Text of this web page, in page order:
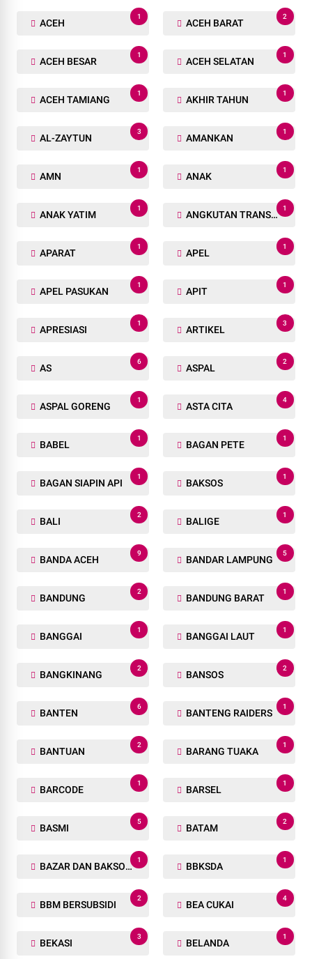
ACEH
1
ACEH BARAT
2
ACEH BESAR
1
ACEH SELATAN
1
ACEH TAMIANG
1
AKHIR TAHUN
1
AL-ZAYTUN
3
AMANKAN
1
AMN
1
ANAK
1
ANAK YATIM
1
ANGKUTAN TRANSPORTASI
1
APARAT
1
APEL
1
APEL PASUKAN
1
APIT
1
APRESIASI
1
ARTIKEL
3
AS
6
ASPAL
2
ASPAL GORENG
1
ASTA CITA
4
BABEL
1
BAGAN PETE
1
BAGAN SIAPIN API
1
BAKSOS
1
BALI
2
BALIGE
1
BANDA ACEH
9
BANDAR LAMPUNG
5
BANDUNG
2
BANDUNG BARAT
1
BANGGAI
1
BANGGAI LAUT
1
BANGKINANG
2
BANSOS
2
BANTEN
6
BANTENG RAIDERS
1
BANTUAN
2
BARANG TUAKA
1
BARCODE
1
BARSEL
1
BASMI
5
BATAM
2
BAZAR DAN BAKSOS RAMADHAN
1
BBKSDA
1
BBM BERSUBSIDI
2
BEA CUKAI
4
BEKASI
3
BELANDA
1